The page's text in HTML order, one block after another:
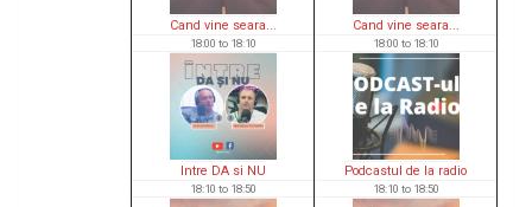
Cand vine seara...
18:00 to 18:10
Intre DA si NU
18:10 to 18:50
Cand vine seara...
18:00 to 18:10
Podcastul de la radio
18:10 to 18:50